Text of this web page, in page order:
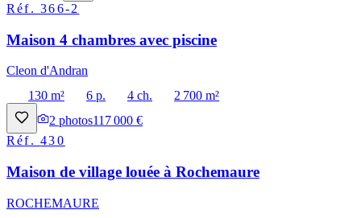
Réf.366-2
Maison 4 chambres avec piscine
Cleon d'Andran
130 m²
6 p. 4 ch.
2 700 m²
2 photos117 000 €
Réf.430
Maison de village louée à Rochemaure
ROCHEMAURE